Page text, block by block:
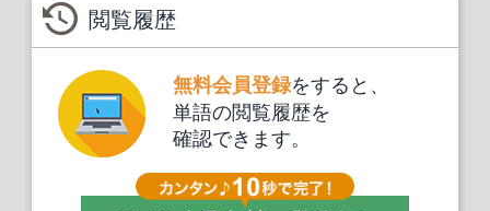
閲覧履歴
無料会員登録をすると、
単語の閲覧履歴を
確認できます。